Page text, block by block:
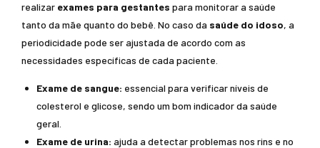
realizar exames para gestantes para monitorar a saúde
tanto da mãe quanto do bebê. No caso da saúde do idoso, a
periodicidade pode ser ajustada de acordo com as
necessidades específicas de cada paciente.
Exame de sangue: essencial para verificar níveis de
colesterol e glicose, sendo um bom indicador da saúde
geral.
Exame de urina: ajuda a detectar problemas nos rins e no